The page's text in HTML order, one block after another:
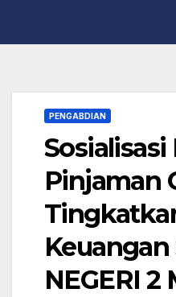
PENGABDIAN
Sosialisasi
Pinjaman
Keuangan
NEGERI 2